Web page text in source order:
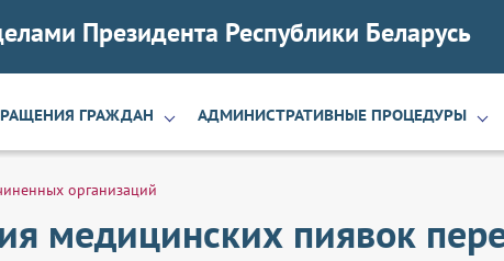
Президента Республики Беларусь
ГРАЖДАН АДМИНИСТРАТИВНЫЕ ПРОЦЕДУРЫ
организаций
медицинских пиявок